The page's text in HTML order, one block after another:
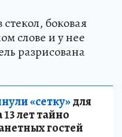
боковая
слове и у нее
разрисована
«сетку»для
лет тайно
гостей